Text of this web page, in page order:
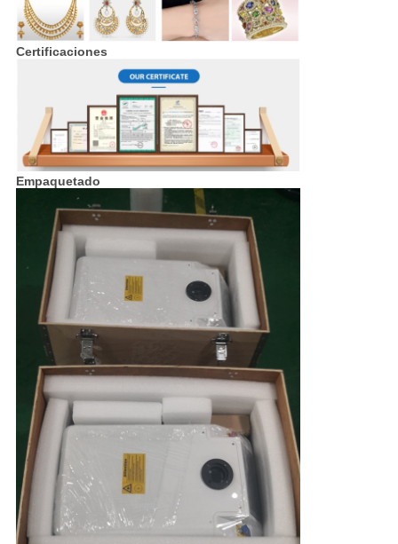
Certificaciones
Empaquetado